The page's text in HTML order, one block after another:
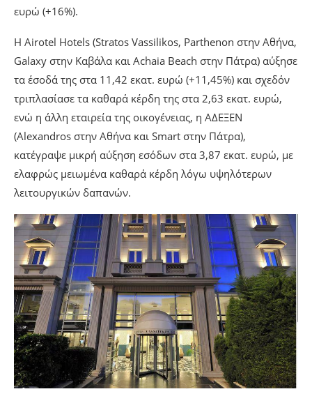
ευρώ (+16%).
Η Airotel Hotels (Stratos Vassilikos, Parthenon στην Αθήνα,
Galaxy στην Καβάλα και Achaia Beach στην Πάτρα) αύξησε
τα έσοδά της στα 11,42 εκατ. ευρώ (+11,45%) και σχεδόν
τριπλασίασε τα καθαρά κέρδη της στα 2,63 εκατ. ευρώ,
ενώ η άλλη εταιρεία της οικογένειας, η ΑΔΕΞΕΝ
(Alexandros στην Αθήνα και Smart στην Πάτρα),
κατέγραψε μικρή αύξηση εσόδων στα 3,87 εκατ. ευρώ, με
ελαφρώς μειωμένα καθαρά κέρδη λόγω υψηλότερων
λειτουργικών δαπανών.